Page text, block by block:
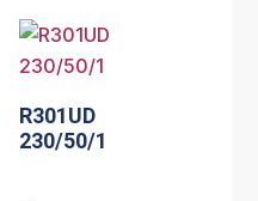
R301UD
230/50/1